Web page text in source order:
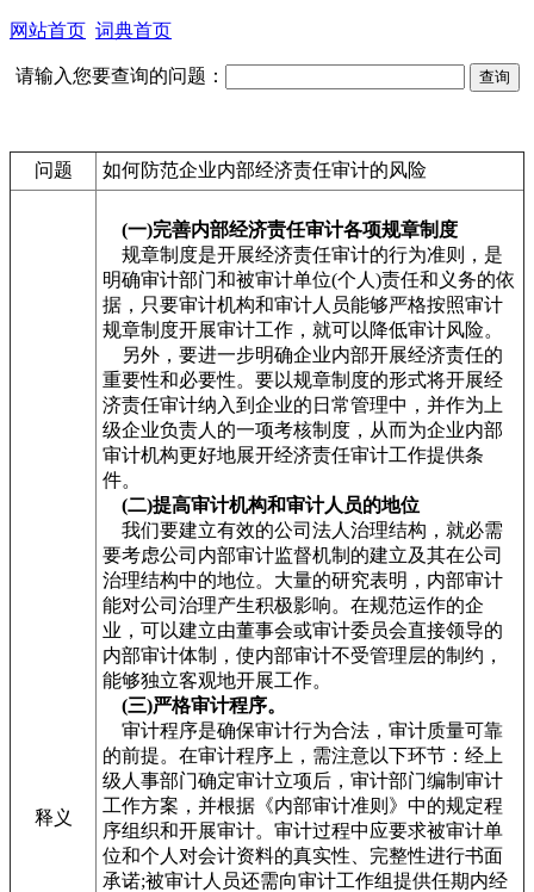
网站首页 词典首页
请输入您要查询的问题：
问题 如何防范企业内部经济责任审计的风险
释义
(一)完善内部经济责任审计各项规章制度
规章制度是开展经济责任审计的行为准则，是
明确审计部门和被审计单位(个人)责任和义务的依
据，只要审计机构和审计人员能够严格按照审计
规章制度开展审计工作，就可以降低审计风险。
另外，要进一步明确企业内部开展经济责任的
重要性和必要性。要以规章制度的形式将开展经
济责任审计纳入到企业的日常管理中，并作为上
级企业负责人的一项考核制度，从而为企业内部
审计机构更好地展开经济责任审计工作提供条
件。
(二)提高审计机构和审计人员的地位
我们要建立有效的公司法人治理结构，就必需
要考虑公司内部审计监督机制的建立及其在公司
治理结构中的地位。大量的研究表明，内部审计
能对公司治理产生积极影响。在规范运作的企
业，可以建立由董事会或审计委员会直接领导的
内部审计体制，使内部审计不受管理层的制约，
能够独立客观地开展工作。
(三)严格审计程序。
审计程序是确保审计行为合法，审计质量可靠
的前提。在审计程序上，需注意以下环节：经上
级人事部门确定审计立项后，审计部门编制审计
工作方案，并根据《内部审计准则》中的规定程
序组织和开展审计。审计过程中应要求被审计单
位和个人对会计资料的真实性、完整性进行书面
承诺;被审计人员还需向审计工作组提供任期内经